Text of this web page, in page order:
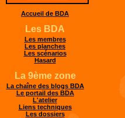
Accueil de BDA
Les BDA
Les membres
Les planches
Les scénarios
Hasard
La 9ème zone
La chaîne des blogs BDA
Le portail des BDA
L'atelier
Liens techniques
Les dossiers